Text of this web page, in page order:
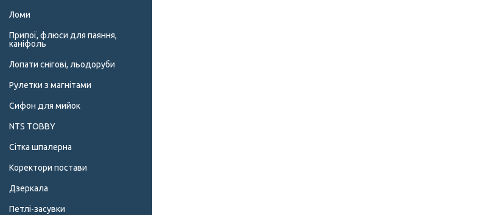
Ломи
Припої, флюси для паяння,
каніфоль
Лопати снігові, льодоруби
Рулетки з магнітами
Сифон для мийок
NTS TOBBY
Сітка шпалерна
Коректори постави
Дзеркала
Петлі-засувки